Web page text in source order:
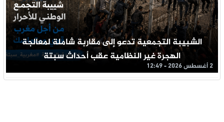
الشبيبة التجمعية تدعو إلى مقاربة شاملة لمعالجة
الهجرة غير النظامية عقب أحداث سبتة
2 أغسطس 2026 - 12:49